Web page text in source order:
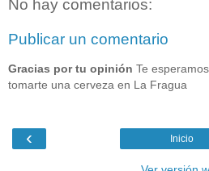
No hay comentarios:
Publicar un comentario
Gracias por tu opinión Te
tomarte una cerveza en La Fragua
‹ Inicio